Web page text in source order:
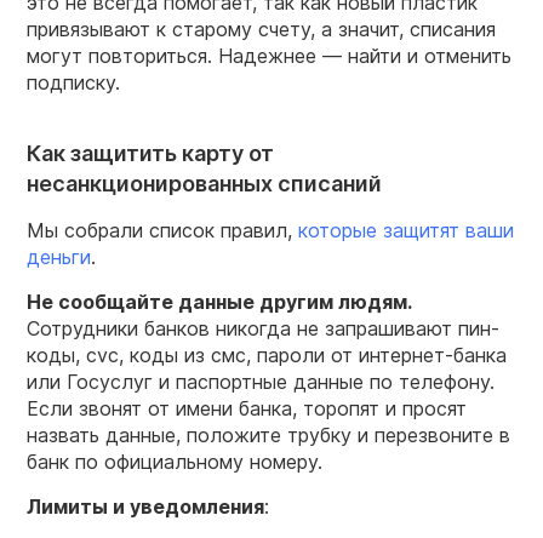
привязывают к старому счету, а значит, списания
могут повториться. Надежнее — найти и отменить
подписку.
Как защитить карту от
несанкционированных списаний
Мы собрали список правил, которые защитят ваши
деньги.
Не сообщайте данные другим людям.
Сотрудники банков никогда не запрашивают пин-
коды, cvc, коды из смс, пароли от интернет-банка
или Госуслуг и паспортные данные по телефону.
Если звонят от имени банка, торопят и просят
назвать данные, положите трубку и перезвоните в
банк по официальному номеру.
Лимиты и уведомления: